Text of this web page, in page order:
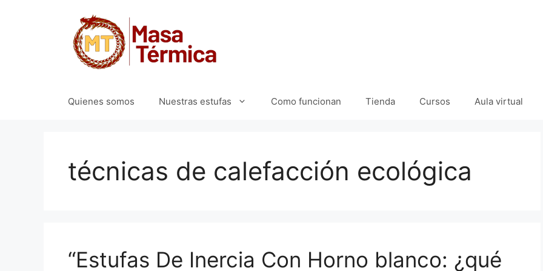
Quienes somos Nuestras estufas Como funcionan Tienda Cursos Aula virtual
técnicas de calefacción ecológica
“Estufas De Inercia Con Horno blanco: ¿qué